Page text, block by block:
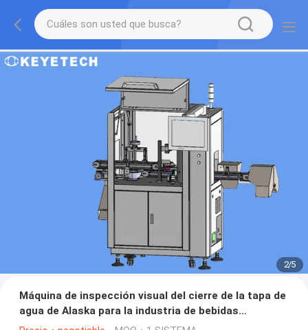
2/5
Máquina de inspección visual del cierre de la tapa de
agua de Alaska para la industria de bebidas
alimenticias